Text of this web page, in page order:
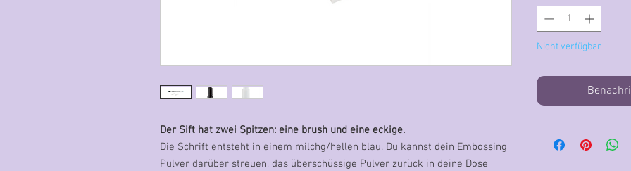
Der Sift hat zwei Spitzen: eine brush und eine eckige.
Die Schrift entsteht in einem milchg/hellen blau. Du kannst dein Embossing
Pulver darüber streuen, das überschüssige Pulver zurück in deine Dose
Nicht verfügbar